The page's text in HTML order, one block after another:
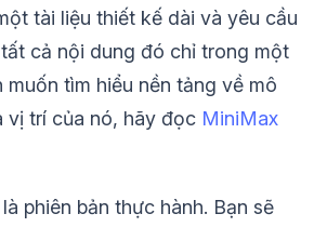
tài liệu thiết kế dài và yêu cầu
cả nội dung đó chỉ trong một
muốn tìm hiểu nền tảng về mô
vị trí của nó, hãy đọc MiniMax
phiên bản thực hành. Bạn sẽ